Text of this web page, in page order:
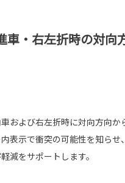
車・右左折時の対向
および右左折時に対向方向か
表示で衝突の可能性を知らせ
減をサポートします。